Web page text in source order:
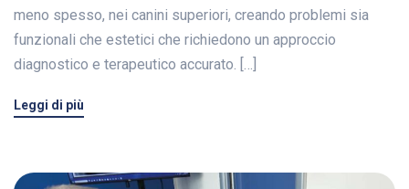
meno spesso, nei canini superiori, creando problemi sia
funzionali che estetici che richiedono un approccio
diagnostico e terapeutico accurato. […]
Leggi di più